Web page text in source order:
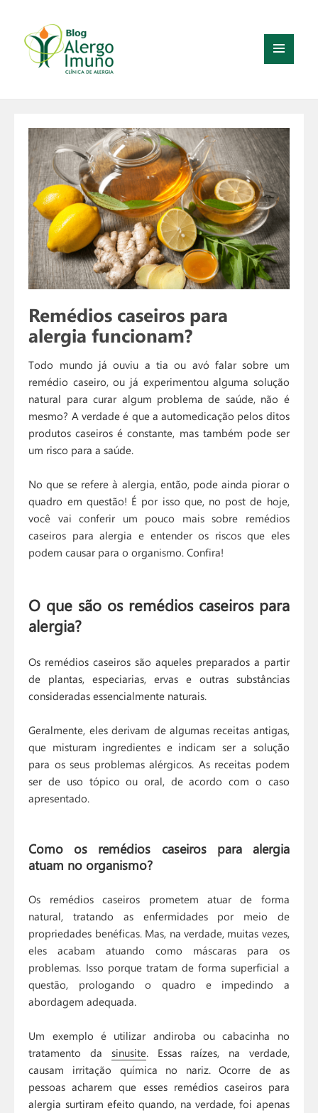
Remédios caseiros para
alergia funcionam?
Todo mundo já ouviu a tia ou avó falar sobre um
remédio caseiro, ou já experimentou alguma solução
natural para curar algum problema de saúde, não é
mesmo? A verdade é que a automedicação pelos ditos
produtos caseiros é constante, mas também pode ser
um risco para a saúde.
No que se refere à alergia, então, pode ainda piorar o
quadro em questão! É por isso que, no post de hoje,
você vai conferir um pouco mais sobre remédios
caseiros para alergia e entender os riscos que eles
podem causar para o organismo. Confira!
O que são os remédios caseiros para
alergia?
Os remédios caseiros são aqueles preparados a partir
de plantas, especiarias, ervas e outras substâncias
consideradas essencialmente naturais.
Geralmente, eles derivam de algumas receitas antigas,
que misturam ingredientes e indicam ser a solução
para os seus problemas alérgicos. As receitas podem
ser de uso tópico ou oral, de acordo com o caso
apresentado.
Como os remédios caseiros para alergia
atuam no organismo?
Os remédios caseiros prometem atuar de forma
natural, tratando as enfermidades por meio de
propriedades benéficas. Mas, na verdade, muitas vezes,
eles acabam atuando como máscaras para os
problemas. Isso porque tratam de forma superficial a
questão, prologando o quadro e impedindo a
abordagem adequada.
Um exemplo é utilizar andiroba ou cabacinha no
tratamento da sinusite. Essas raízes, na verdade,
causam irritação química no nariz. Ocorre de as
pessoas acharem que esses remédios caseiros para
alergia surtiram efeito quando, na verdade, foi apenas